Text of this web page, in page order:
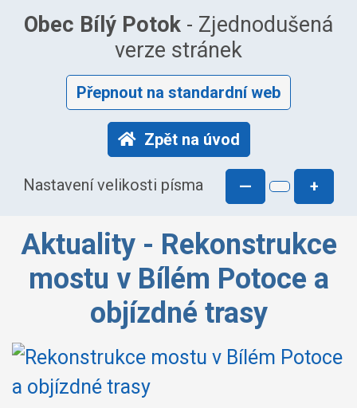
Obec Bílý Potok - Zjednodušená
verze stránek
Přepnout na standardní web
Zpět na úvod
Nastavení velikosti písma — +
Aktuality - Rekonstrukce
mostu v Bílém Potoce a
objízdné trasy